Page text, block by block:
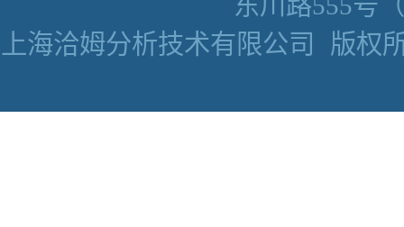
上海洽姆分析技术有限公司
版权